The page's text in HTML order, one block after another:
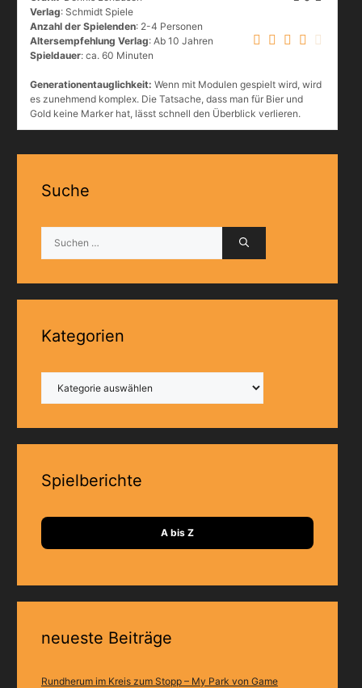
Verlag: Schmidt Spiele
Anzahl der Spielenden: 2-4 Personen
Altersempfehlung Verlag: Ab 10 Jahren
Spieldauer: ca. 60 Minuten
Generationentauglichkeit: Wenn mit Modulen gespielt wird, wird
es zunehmend komplex. Die Tatsache, dass man für Bier und
Gold keine Marker hat, lässt schnell den Überblick verlieren.
Suche
nach:
Kategorien
Spielberichte
A bis Z
neueste Beiträge
Rundherum im Kreis zum Stopp – My Park von Game